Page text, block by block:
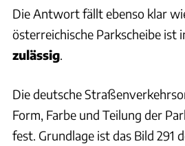
Die Antwort fällt ebenso klar
österreichische Parkscheibe ist
zulässig.
Die deutsche
Form, Farbe und Teilung der
fest. Grundlage ist das Bild 291